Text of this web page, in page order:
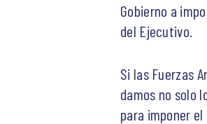
Gobierno a
del Ejecutivo.
Si las Fuerzas
damos no solo
para imponer